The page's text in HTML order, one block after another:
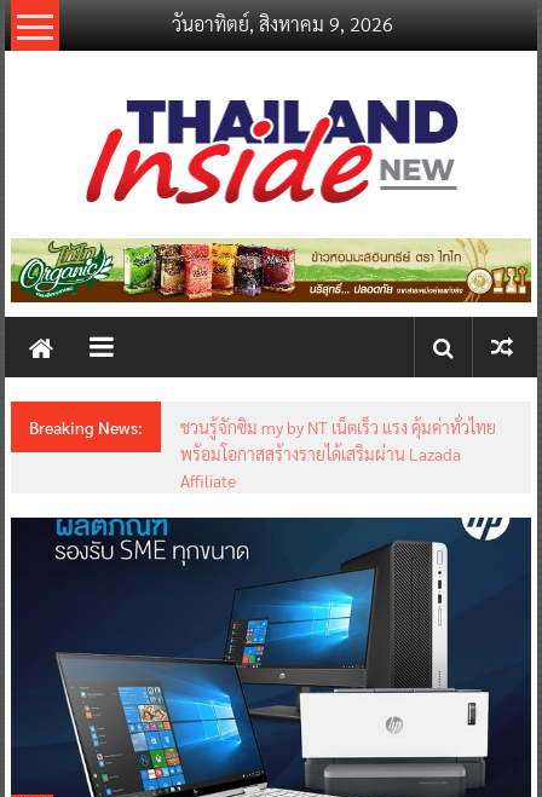
Skip
to
วันอาทิตย์, สิงหาคม 9, 2026
thailandinsidenew.com
Thailand
New
Breaking News:
ชวนรู้จักซิม my by NT เน็ตเร็ว แรง คุ้มค่าทั่วไทย
พร้อมโอกาสสร้างรายได้เสริมผ่าน Lazada
Affiliate